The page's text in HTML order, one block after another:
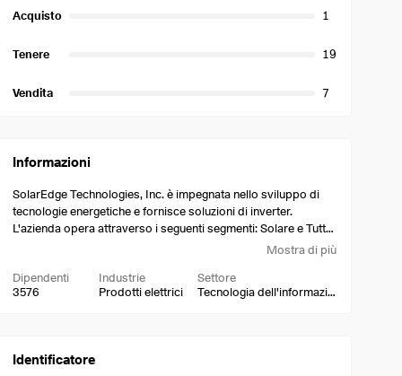
Acquisto 1
Tenere 19
Vendita 7
Informazioni
SolarEdge Technologies, Inc. è impegnata nello sviluppo di
tecnologie energetiche e fornisce soluzioni di inverter.
L'azienda opera attraverso i seguenti segmenti: Solare e Tutti
gli altri. Il segmento Solar comprende la progettazione, lo
progettate per massimizzare la produzione di energia. Il
segmento All Other comprende la progettazione, lo sviluppo,
inverter fotovoltaici, ottimizzatori di potenza, monitoraggio
Mostra di più
Dipendenti
3576
Industrie
Prodotti elettrici
Settore
Tecnologia dell'informazione
Identificatore